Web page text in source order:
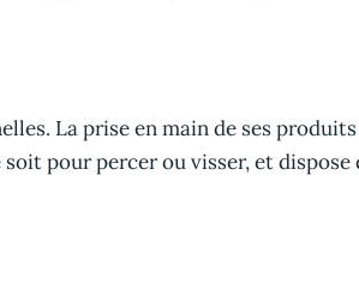
La prise en main de ses
pour percer ou visser, et